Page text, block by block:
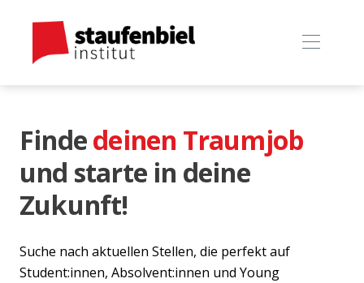
Findedeinen Traumjob
und starte in deine
Zukunft!
Suche nach aktuellen Stellen, die perfekt auf
Student:innen, Absolvent:innen und Young